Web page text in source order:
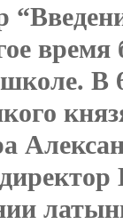
В